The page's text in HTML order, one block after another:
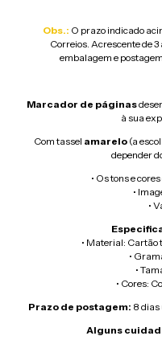
Obs.: O prazo indicado
Correios. Acrescente de
embalagem e
Marcador de páginas
à sua
Com tassel amarelo (a
depender
• Os tons e
•
•
• Material: Cartão
•
•
• Cores:
Prazo de postagem: 8 dias
Alguns